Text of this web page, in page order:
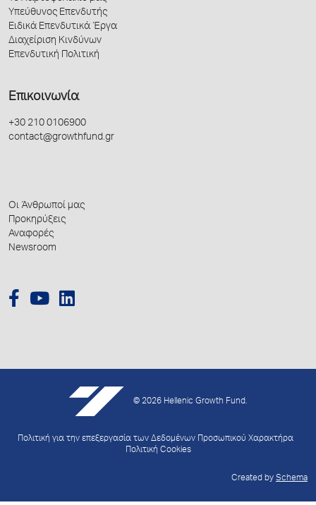
Υπεύθυνος Επενδυτής
Ειδικά Επενδυτικά Έργα
Διαχείριση Κινδύνων
Επενδυτική Πολιτική
Επικοινωνία
+30 210 0106900
contact@growthfund.gr
Οι Άνθρωποί μας
Προκηρύξεις
Αναφορές
Newsroom
© 2026 Hellenic Growth Fund.
Πολιτική για την επεξεργασία των Δεδομένων Προσωπικού Χαρακτήρα
Πολιτική Cookies
Created by Schema